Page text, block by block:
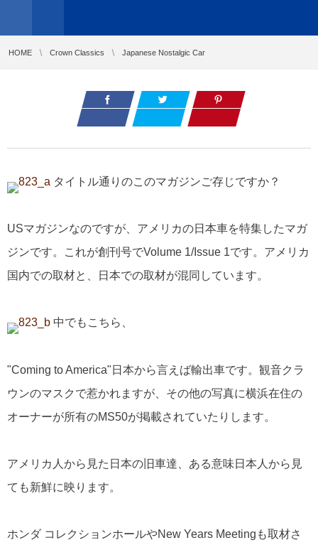
HOME Crown Classics Japanese Nostalgic Car
タイトル通りのこのマガジンご存じですか？
USマガジンなのですが、アメリカの日本車を特集したマガ
ジンです。これが創刊号でVolume 1/Issue 1です。アメリカ
国内での取材と、日本での取材が混同しています。
中でもこちら、
"Coming to America"日本から言えば輸出車です。観音クラ
ウンのマスクで惹かれますが、その他の写真に横浜在住の
オーナーが所有のMS50が掲載されていたりします。
アメリカ人から見た日本の旧車達、ある意味日本人から見
ても新鮮に映ります。
ホンダ コレクションホールやNew Years Meetingも取材さ